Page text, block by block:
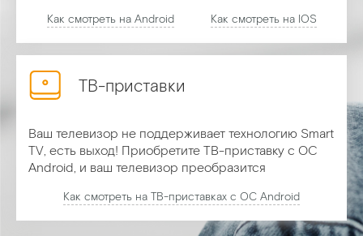
Как смотреть на Android Как смотреть на IOS
ТВ-приставки
Ваш телевизор не поддерживает технологию Smart
TV, есть выход! Приобретите ТВ-приставку с ОС
Android, и ваш телевизор преобразится
Как смотреть на ТВ-приставках с ОС Android